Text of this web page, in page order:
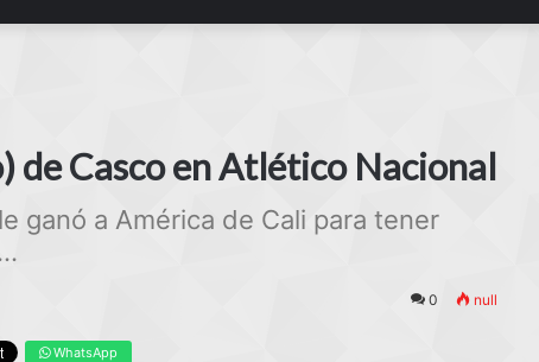
de Casco en Atlético Nacional
ganó a América de Cali para tener
0 null
WhatsApp